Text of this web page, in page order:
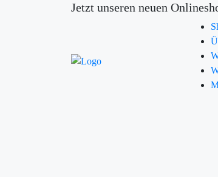
Jetzt unseren neuen